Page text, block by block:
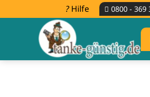
Hilfe 0800 - 369